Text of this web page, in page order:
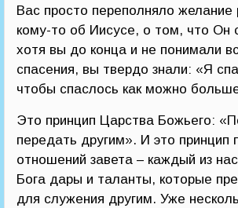
Вас просто переполняло желание
кому-то об Иисусе, о том, что Он
хотя вы до конца и не понимали
спасения, вы твердо знали: «Я
чтобы спаслось как можно
Это принцип Царства Божьего:
передать другим». И это принцип
отношений завета – каждый из
Бога дары и таланты, которые
для служения другим. Уже